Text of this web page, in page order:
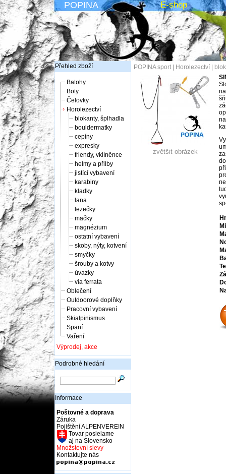
POPINA E-shop
Přehled zboží
Batohy
Boty
Čelovky
Horolezectví
blokanty, šplhadla
bouldermatky
cepíny
expresky
friendy, vklíněnce
helmy a přilby
jistící vybavení
karabiny
kladky
lana
lezečky
mačky
magnézium
ostatní vybavení
skoby, nýty, kotvení
smyčky
šrouby a kotvy
úvazky
via ferrata
Oblečení
Outdoorové doplňky
Pracovní vybavení
Skialpinismus
Spaní
Vaření
Výprodej, akce
Podrobné hledání
Informace
Poštovné a doprava
Záruka
Pojištění ALPENVEREIN
Tovar posielame
aj na Slovensko
Množstevní slevy
Kontaktujte nás
POPINA sport| Horolezectví
zvětšit obrázek